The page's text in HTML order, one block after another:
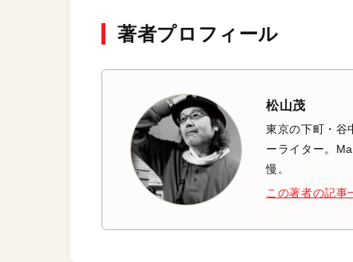
著者プロフィール
松山茂
東京の下町・谷
ーライター。
慢。
この著者の記事